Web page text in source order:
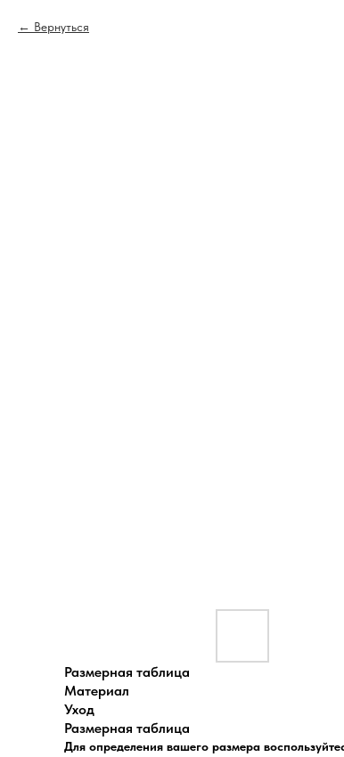
Вернуться
Размерная таблица
Материал
Уход
Размерная таблица
Для определения вашего размера